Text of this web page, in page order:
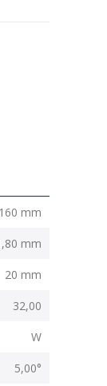
160 mm
mm
20 mm
32,00
W
5,00°